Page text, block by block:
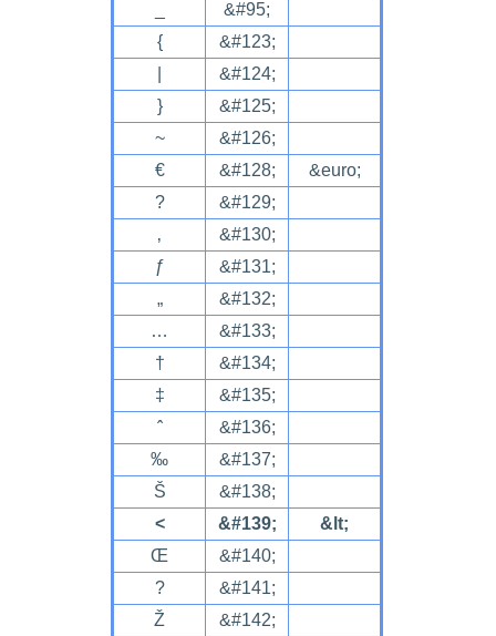
&#95;
{
&#123;
&#124;
}
&#125;
~
&#126;
€
&#128;
&euro;
?
&#129;
‚
&#130;
ƒ
&#131;
„
&#132;
…
&#133;
†
&#134;
‡
&#135;
ˆ
&#136;
‰
&#137;
Š
&#138;
<
&#139;
&lt;
Œ
&#140;
?
&#141;
Ž
&#142;